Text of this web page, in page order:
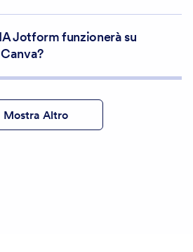
Crea
Jotform funzionerà su
Mostra Altro